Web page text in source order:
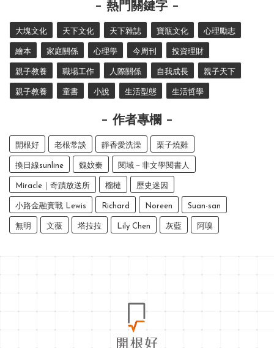
熱門關鍵字
大塊文化 天下文化 天下雜誌 寶瓶文化 心理勵志
繪本 家庭關係 心理學 今周刊 投資理財
親子教養 職場工作 人際關係 自我成長 親子天下
親子教養 童書 小說 生活型態 生活哲學
作者專欄
開根好 老根常談 靜香愛洗澡 栗子燒雞
換日線sunline 魏妏秦 閱域－非文學閱書人
Miracle｜奇蹟放送所 榴槤 歷史迷因
小路金融實戰 Lewis Richard Noreen Suan-san
無明 文薇 塔拉拉 Lily Chen 灰藍 阿嗅